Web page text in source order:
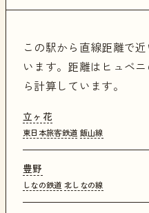
この駅から直線距離で
います。距離はヒュベ
ら計算しています。
立ヶ花
東日本旅客鉄道 飯山線
豊野
しなの鉄道 北しなの線